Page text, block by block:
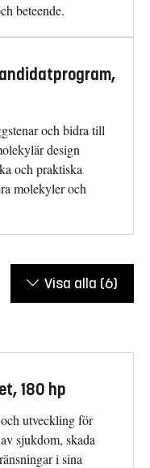
beteende.
och bidra till
design
och praktiska
molekyler och
Visa alla (6)
180 hp
utveckling för
sjukdom, skada
i sina